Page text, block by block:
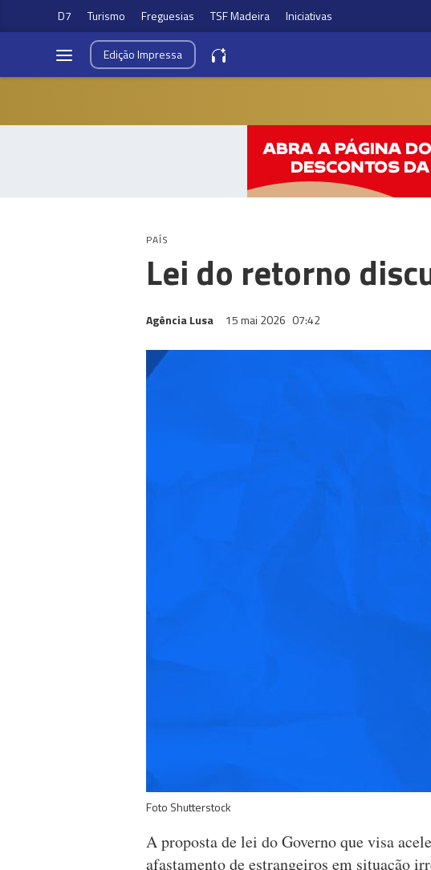
D7 Turismo Freguesias TSF Madeira Iniciativas
EdiçãoImpressa
PAÍS
Lei do retorno
Agência Lusa 15 mai 2026 07:42
Foto Shutterstock
A proposta de lei do Governo que visa
afastamento de estrangeiros em situação